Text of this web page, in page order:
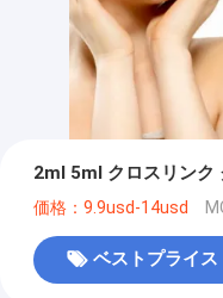
2ml 5ml クロスリンク
価格：9.9usd-14usd
ベストプライス